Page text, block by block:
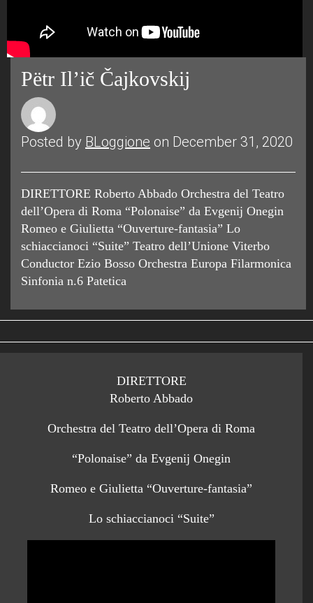
Pëtr Il’ič Čajkovskij
Posted by BLoggione on December 31, 2020
DIRETTORE Roberto Abbado Orchestra del Teatro
dell’Opera di Roma “Polonaise” da Evgenij Onegin
Romeo e Giulietta “Ouverture-fantasia” Lo
schiaccianoci “Suite” Teatro dell’Unione Viterbo
Conductor Ezio Bosso Orchestra Europa Filarmonica
Sinfonia n.6 Patetica
DIRETTORE
Roberto Abbado
Orchestra del Teatro dell’Opera di Roma
“Polonaise” da Evgenij Onegin
Romeo e Giulietta “Ouverture-fantasia”
Lo schiaccianoci “Suite”